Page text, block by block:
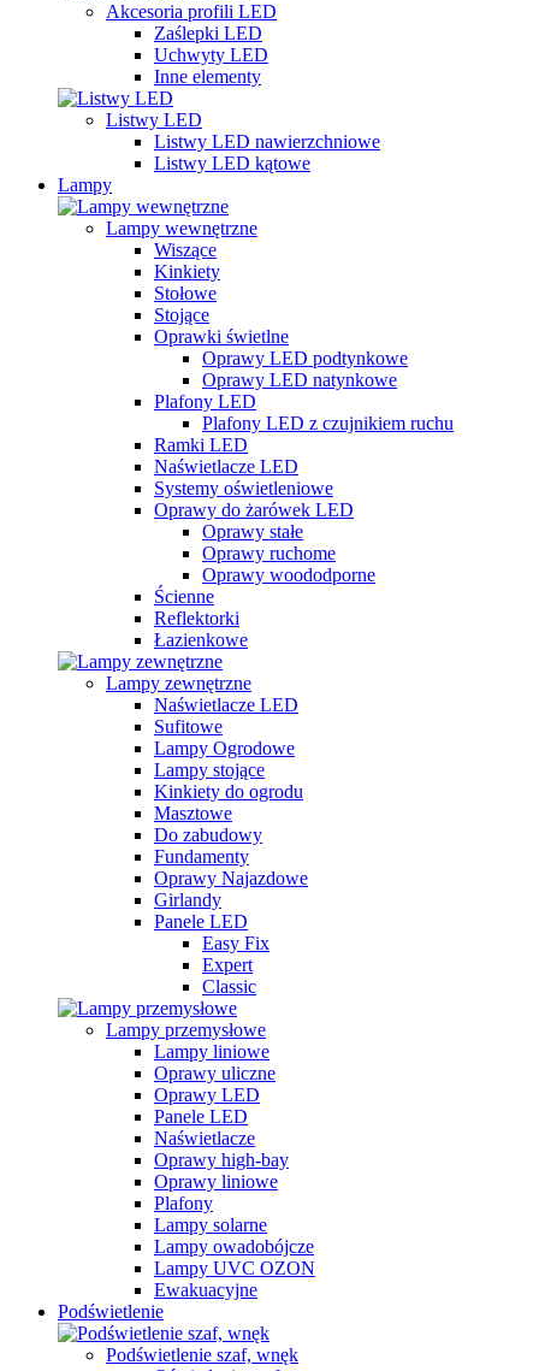
Akcesoria profili LED
Zaślepki LED
Uchwyty LED
Inne elementy
Listwy LED
Listwy LED nawierzchniowe
Listwy LED kątowe
Lampy
Lampy wewnętrzne
Wiszące
Kinkiety
Stołowe
Stojące
Oprawki świetlne
Oprawy LED podtynkowe
Oprawy LED natynkowe
Plafony LED
Plafony LED z czujnikiem ruchu
Ramki LED
Naświetlacze LED
Systemy oświetleniowe
Oprawy do żarówek LED
Oprawy stałe
Oprawy ruchome
Oprawy woododporne
Ścienne
Reflektorki
Łazienkowe
Lampy zewnętrzne
Naświetlacze LED
Sufitowe
Lampy Ogrodowe
Lampy stojące
Kinkiety do ogrodu
Masztowe
Do zabudowy
Fundamenty
Oprawy Najazdowe
Girlandy
Panele LED
Easy Fix
Expert
Classic
Lampy przemysłowe
Lampy liniowe
Oprawy uliczne
Oprawy LED
Panele LED
Naświetlacze
Oprawy high-bay
Oprawy liniowe
Plafony
Lampy solarne
Lampy owadobójcze
Lampy UVC OZON
Ewakuacyjne
Podświetlenie
Podświetlenie szaf, wnęk